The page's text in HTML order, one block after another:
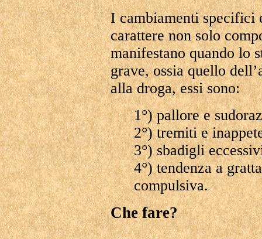
I cambiamenti specifici
carattere non solo
manifestano quando lo
grave, ossia quello
alla droga, essi sono:
1°) pallore e
2°) tremiti e
3°) sbadigli
4°) tendenza a
compulsiva.
Che fare?